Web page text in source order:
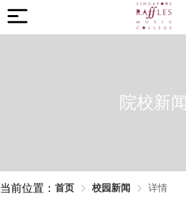
院校新闻
当前位置： 首页 校园新闻 详情